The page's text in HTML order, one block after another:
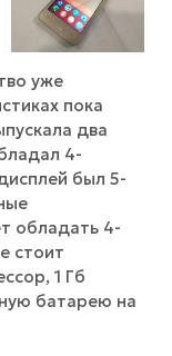
уже
пока
два
4-
был 5-
обладать 4-
стоит
1 Гб
батарею на